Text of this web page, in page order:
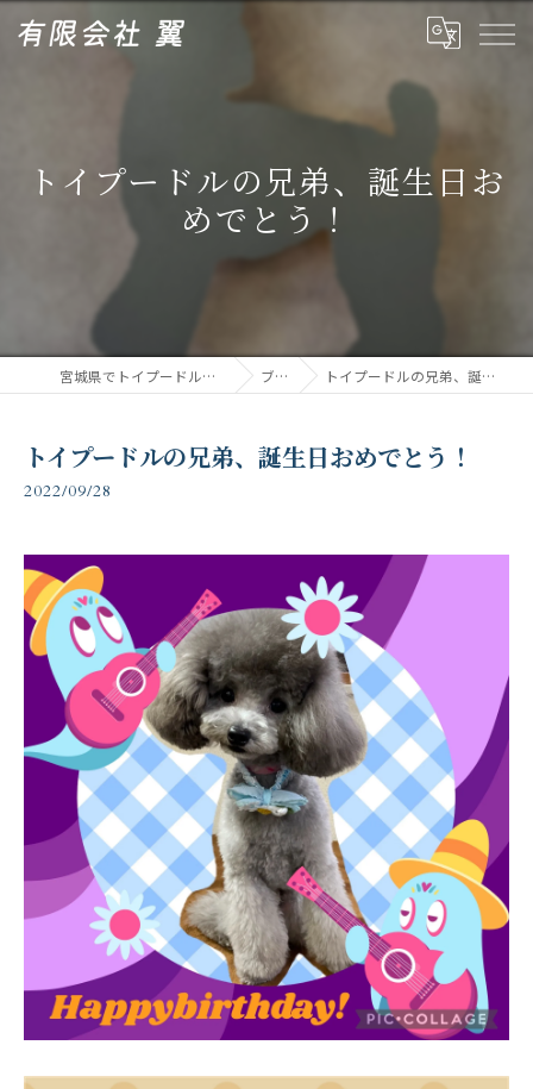
トイプードルの兄弟、誕生日お
めでとう！
宮城県でトイプードルなら有限会社翼 ブログ トイプードルの兄弟、誕生日おめでとう！
トイプードルの兄弟、誕生日おめでとう！
2022/09/28